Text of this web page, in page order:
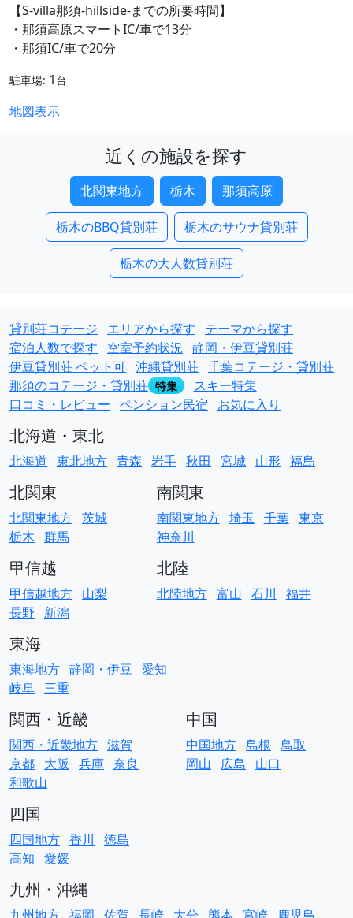
【S-villa那須-hillside-までの所要時間】
・那須高原スマートIC/車で13分
・那須IC/車で20分
駐車場: 1 台
地図表示
近くの施設を探す
北関東地方 栃木 那須高原
栃木のBBQ貸別荘 栃木のサウナ貸別荘
栃木の大人数貸別荘
貸別荘コテージ エリアから探す
テーマから探す
宿泊人数で探す
空室予約状況 静岡・伊豆貸別荘
伊豆貸別荘 ペット可 沖縄貸別荘 千葉コテージ・貸別荘
那須のコテージ・貸別荘 特集
スキー特集
口コミ・レビュー ペンション民宿 お気に入り
北海道・東北
北海道 東北地方 青森 岩手 秋田 宮城 山形 福島
北関東
北関東地方 茨城
栃木 群馬
南関東
南関東地方 埼玉 千葉 東京
神奈川
甲信越
甲信越地方 山梨
長野
新潟
北陸
北陸地方 富山 石川 福井
東海
東海地方 静岡・伊豆 愛知
岐阜 三重
関西・近畿
関西・近畿地方 滋賀
京都 大阪 兵庫 奈良
和歌山
中国
中国地方 島根 鳥取
岡山
広島 山口
四国
四国地方 香川
徳島
高知 愛媛
九州・沖縄